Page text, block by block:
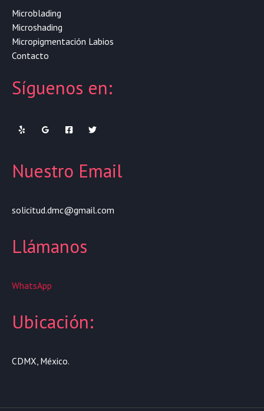
Microblading
Microshading
Micropigmentación Labios
Contacto
Síguenos en:
Nuestro Email
solicitud.dmc@gmail.com
Llámanos
WhatsApp
Ubicación:
CDMX, México.